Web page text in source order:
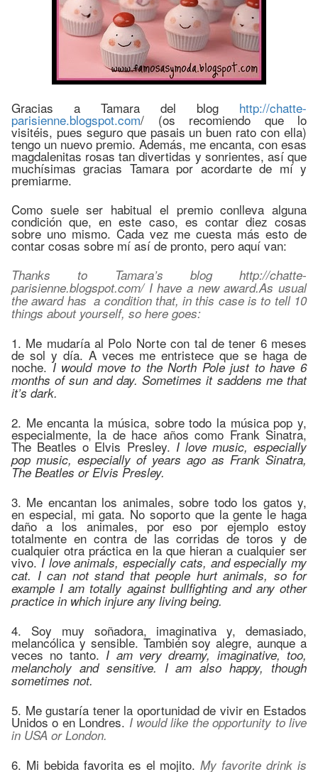
Gracias a Tamara del blog http://chatte-
parisienne.blogspot.com/ (os recomiendo que lo
visitéis, pues seguro que pasais un buen rato con ella)
tengo un nuevo premio. Además, me encanta, con esas
magdalenitas rosas tan divertidas y sonrientes, así que
muchísimas gracias Tamara por acordarte de mí y
premiarme.
Como suele ser habitual el premio conlleva alguna
condición que, en este caso, es contar diez cosas
sobre uno mismo. Cada vez me cuesta más esto de
contar cosas sobre mí así de pronto, pero aquí van:
Thanks to Tamara’s blog http://chatte-
parisienne.blogspot.com/ I have a new award.As usual
the award has a condition that, in this case is to tell 10
things about yourself, so here goes:
1. Me mudaría al Polo Norte con tal de tener 6 meses
de sol y día. A veces me entristece que se haga de
noche.I would move to the North Pole just to have 6
months of sun and day. Sometimes it saddens me that
it’s dark.
2. Me encanta la música, sobre todo la música pop y,
especialmente, la de hace años como Frank Sinatra,
The Beatles o Elvis Presley. I love music, especially
pop music, especially of years ago as Frank Sinatra,
The Beatles or Elvis Presley.
3. Me encantan los animales, sobre todo los gatos y,
en especial, mi gata. No soporto que la gente le haga
daño a los animales, por eso por ejemplo estoy
totalmente en contra de las corridas de toros y de
cualquier otra práctica en la que hieran a cualquier ser
vivo.I love animals, especially cats, and especially my
cat. I can not stand that people hurt animals, so for
example I am totally against bullfighting and any other
practice in which injure any living being.
4. Soy muy soñadora, imaginativa y, demasiado,
melancólica y sensible. También soy alegre, aunque a
veces no tanto. I am very dreamy, imaginative, too,
melancholy and sensitive. I am also happy, though
sometimes not.
5. Me gustaría tener la oportunidad de vivir en Estados
Unidos o en Londres. I would like the opportunity to live
in USA or London.
6. Mi bebida favorita es el mojito. My favorite drink is